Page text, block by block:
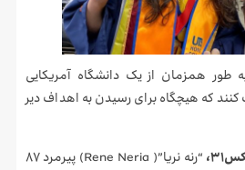
طور همزمان از یک دانشگاه آمریکایی
کنند که هیچگاه برای رسیدن به اهداف دیر
“رنه نریا”( Rene Neria) پیرمرد ۸۷